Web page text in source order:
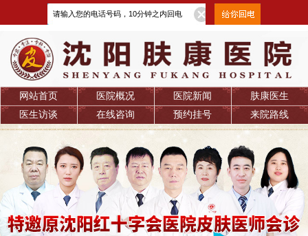
网站首页 医院概况 医院新闻
肤康医生
医生访谈
在线咨询 预约挂号 来院路线